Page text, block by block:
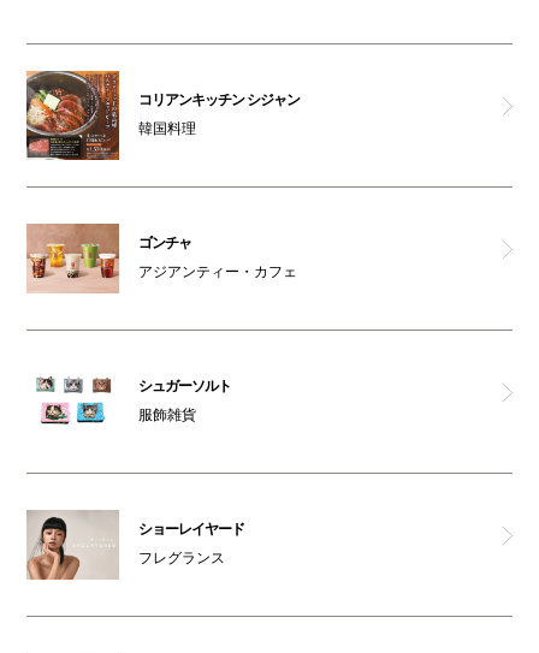
コリアンキッチン シジャン
韓国料理
ゴンチャ
アジアンティー・カフェ
シュガーソルト
服飾雑貨
ショーレイヤード
フレグランス